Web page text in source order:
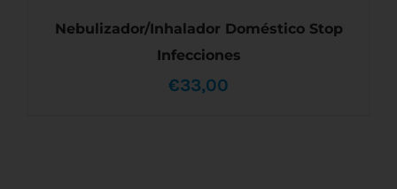
Nebulizador/Inhalador Doméstico Stop
Infecciones
€33,00